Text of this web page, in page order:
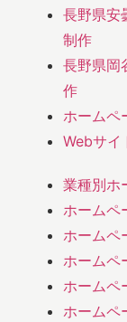
長野県安
制作
長野県岡
作
ホームペ
Webサイ
業種別ホ
ホームペ
ホームペ
ホームペ
ホームペ
ホームペ